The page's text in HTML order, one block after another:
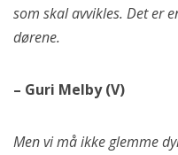
som skal avvikles. Det er
dørene.
– Guri Melby (V)
Men vi må ikke glemme